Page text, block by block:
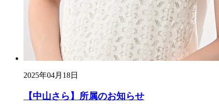
2025年04月18日
【中山さら】所属のお知らせ